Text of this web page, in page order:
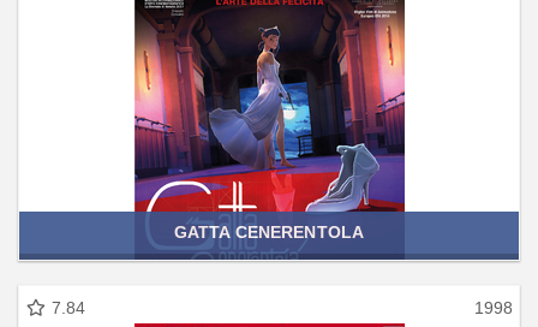
GATTA CENERENTOLA
7.84 1998